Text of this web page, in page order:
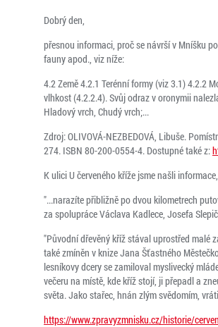
Dobrý den,
přesnou informaci, proč se návrší v Mníšku
fauny apod., viz níže:
4.2 Země 4.2.1 Terénní formy (viz 3.1) 4.2.2
vlhkost (4.2.2.4). Svůj odraz v oronymii
Hladový vrch, Chudý vrch;...
Zdroj: OLIVOVÁ-NEZBEDOVÁ, Libuše.
274. ISBN 80-200-0554-4. Dostupné také z:
K ulici U červeného kříže jsme našli
"...narazíte přibližně po dvou kilometrech
za spolupráce Václava Kadlece, Josefa
"Původní dřevěný kříž stával uprostřed malé
také zmíněn v knize Jana Šťastného
lesníkovy dcery se zamiloval myslivecký
večeru na místě, kde kříž stojí, ji přepadl a
světa. Jako stařec, hnán zlým svědomím,
https://www.zpravyzmnisku.cz/historie/